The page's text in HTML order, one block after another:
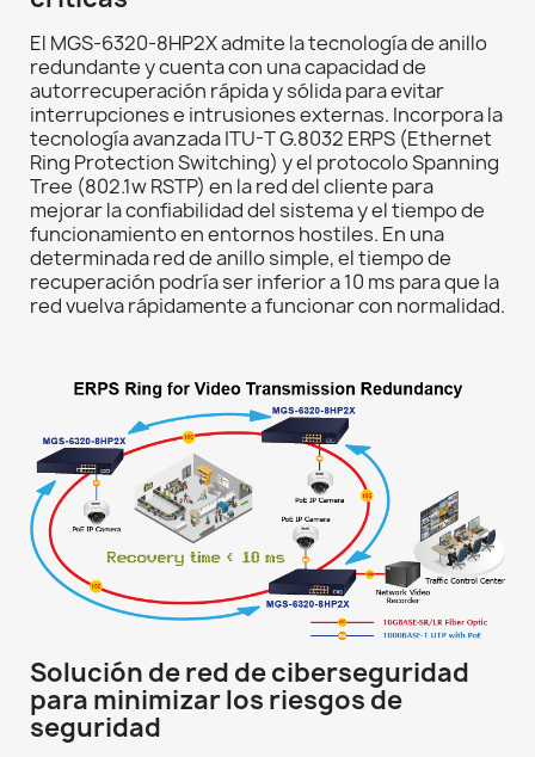
El MGS-6320-8HP2X admite la tecnología de anillo
redundante y cuenta con una capacidad de
autorrecuperación rápida y sólida para evitar
interrupciones e intrusiones externas. Incorpora la
tecnología avanzada ITU-T G.8032 ERPS (Ethernet
Ring Protection Switching) y el protocolo Spanning
Tree (802.1w RSTP) en la red del cliente para
mejorar la confiabilidad del sistema y el tiempo de
funcionamiento en entornos hostiles. En una
determinada red de anillo simple, el tiempo de
recuperación podría ser inferior a 10 ms para que la
red vuelva rápidamente a funcionar con normalidad.
Solución de red de ciberseguridad
para minimizar los riesgos de
seguridad